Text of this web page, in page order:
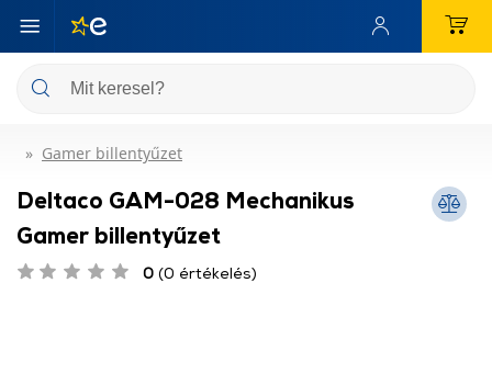
Gamer billentyűzet
Deltaco GAM-028 Mechanikus
Gamer billentyűzet
0 (0 értékelés)